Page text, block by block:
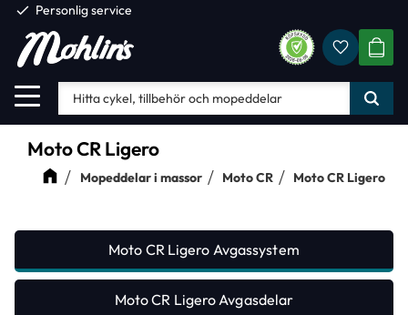
Meny
check Personlig service
Moto CR Ligero
Mopeddelar i massor Moto CR Moto CR Ligero
Moto CR Ligero Avgassystem
Moto CR Ligero Avgasdelar